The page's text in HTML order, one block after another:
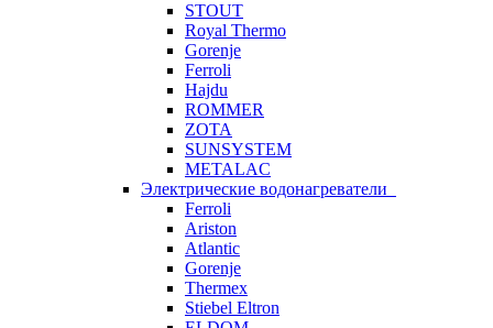
STOUT
Royal Thermo
Gorenje
Ferroli
Hajdu
ROMMER
ZOTA
SUNSYSTEM
METALAC
Электрические водонагреватели
Ferroli
Ariston
Atlantic
Gorenje
Thermex
Stiebel Eltron